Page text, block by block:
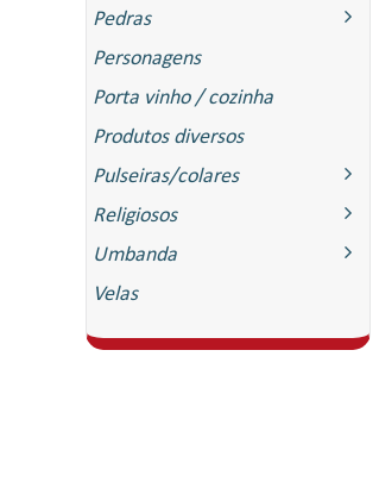
Pedras
Personagens
Porta vinho / cozinha
Produtos diversos
Pulseiras/colares
Religiosos
Umbanda
Velas